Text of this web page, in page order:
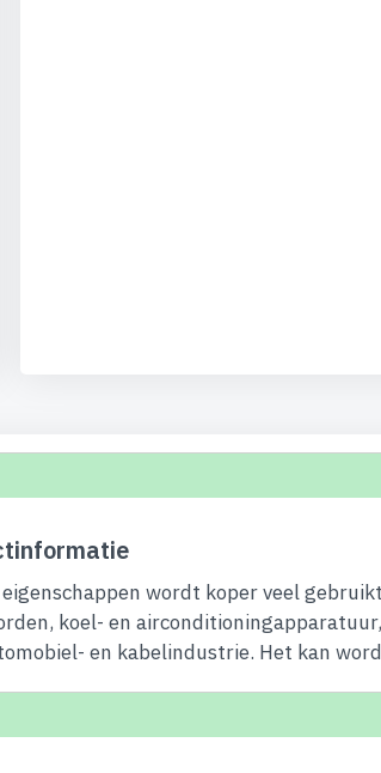
wordt koper veel
koel- en
en kabelindustrie. Het kan